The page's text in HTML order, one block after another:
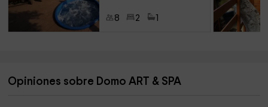
8 2
Opiniones sobre Domo ART & SPA